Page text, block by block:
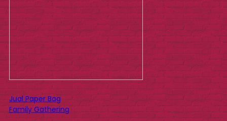
Jual Paper Bag
Family Gathering